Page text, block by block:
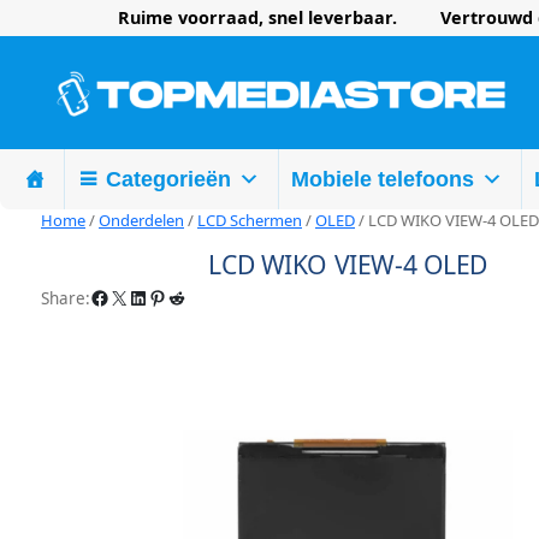
Ruime voorraad, snel leverbaar.
Categorieën Mobiele telefoons
Home/Onderdelen / LCD Schermen /OLED/ LCD WIKO VIEW-4 OLED
LCD WIKO VIEW-4 OLED
Share:Facebook X LinkedIn Pinterest Reddit